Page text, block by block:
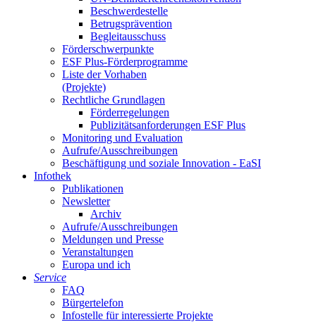
Be­schwer­de­stel­le
Be­trugs­prä­ven­ti­on
Be­glei­taus­schuss
För­der­schwer­punk­te
ESF Plus-För­der­pro­gram­me
Lis­te der Vor­ha­ben
(Pro­jek­te)
Recht­li­che Grund­la­gen
För­der­re­ge­lun­gen
Pu­bli­zi­täts­an­for­de­run­gen ESF Plus
Mo­ni­to­ring und Eva­lua­ti­on
Auf­ru­fe/Aus­schrei­bun­gen
Be­schäf­ti­gung und so­zia­le In­no­va­ti­on - Ea­SI
In­fo­thek
Pu­bli­ka­tio­nen
Newslet­ter
Ar­chiv
Auf­ru­fe/Aus­schrei­bun­gen
Mel­dun­gen und Pres­se
Ver­an­stal­tun­gen
Eu­ro­pa und ich
Ser­vice
FAQ
Bür­ger­te­le­fon
In­fo­stel­le für in­ter­es­sier­te Pro­jek­te